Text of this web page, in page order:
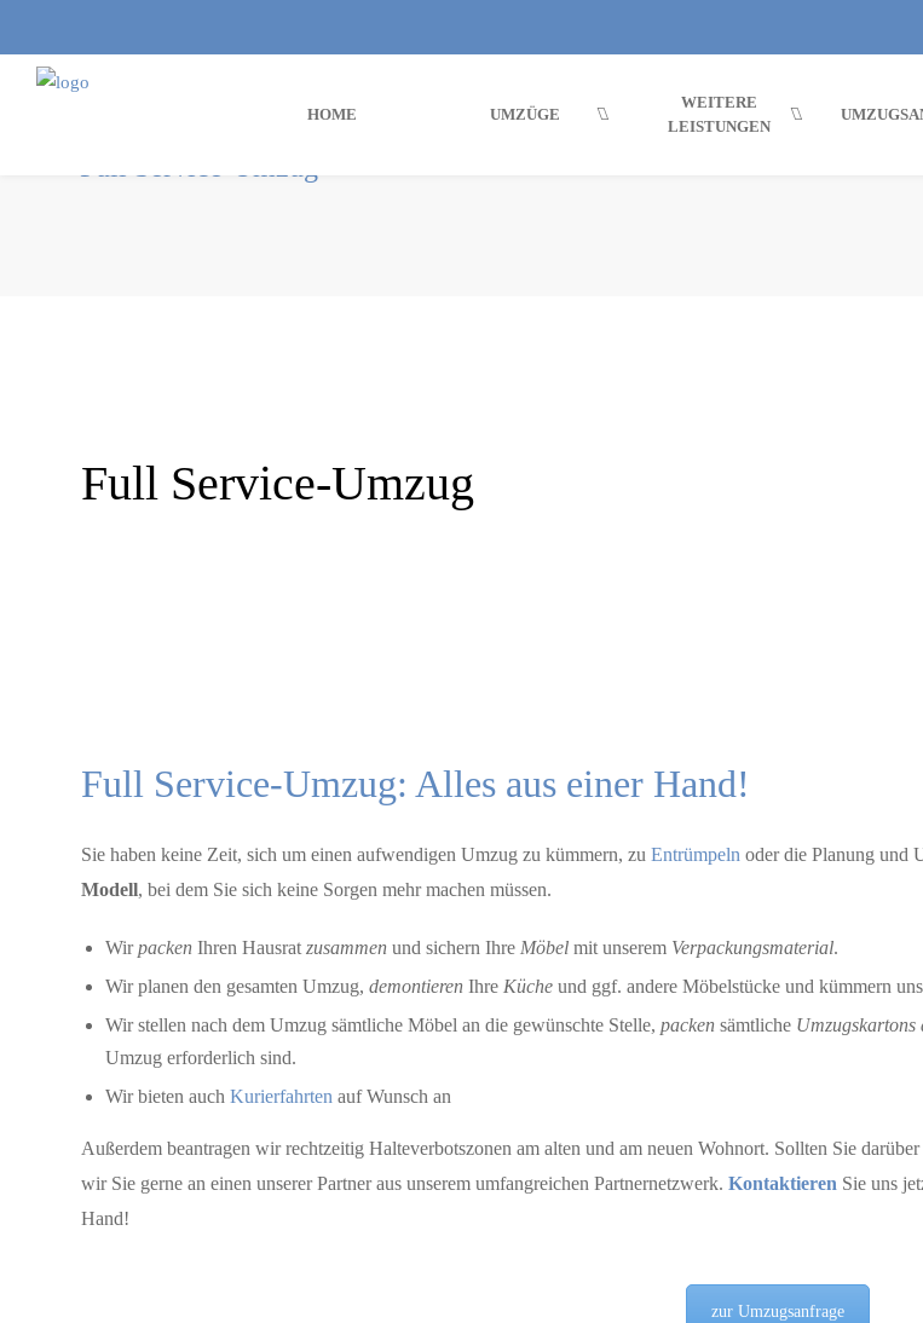
HOME UMZÜGE
WEITERE
LEISTUNGEN
Full Service-Umzug
Full Service-Umzug: Alles aus einer Hand!
Sie haben keine Zeit, sich um einen aufwendigen Umzug zu kümmern, zu Entrümpeln oder die Planung und
Modell, bei dem Sie sich keine Sorgen mehr machen müssen.
Wirpacken Ihren Hausrat zusammen und sichern Ihre Möbel mit unserem Verpackungsmaterial.
Wir planen den gesamten Umzug, demontieren Ihre Küche und ggf. andere Möbelstücke und kümmern
Wir stellen nach dem Umzug sämtliche Möbel an die gewünschte Stelle, packen sämtliche Umzugskartons
Umzug erforderlich sind.
Wir bieten auch Kurierfahrten auf Wunsch an
Außerdem beantragen wir rechtzeitig Halteverbotszonen am alten und am neuen Wohnort. Sollten Sie
wir Sie gerne an einen unserer Partner aus unserem umfangreichen Partnernetzwerk. Kontaktieren Sie uns
Hand!
zur Umzugsanfrage